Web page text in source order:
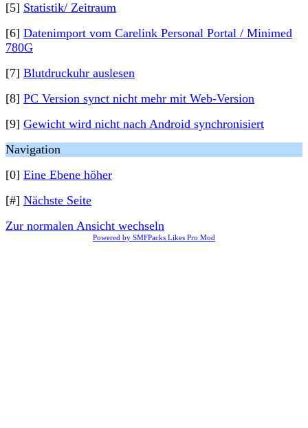
[5] Statistik/ Zeitraum
[6] Datenimport vom Carelink Personal Portal / Minimed
780G
[7] Blutdruckuhr auslesen
[8] PC Version synct nicht mehr mit Web-Version
[9] Gewicht wird nicht nach Android synchronisiert
Navigation
[0] Eine Ebene höher
[#] Nächste Seite
Zur normalen Ansicht wechseln
Powered by SMFPacks Likes Pro Mod